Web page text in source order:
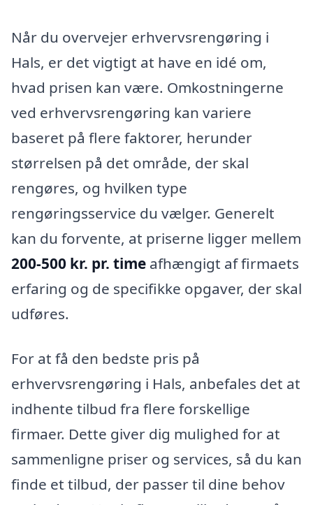
Når du overvejer erhvervsrengøring i
Hals, er det vigtigt at have en idé om,
hvad prisen kan være. Omkostningerne
ved erhvervsrengøring kan variere
baseret på flere faktorer, herunder
størrelsen på det område, der skal
rengøres, og hvilken type
rengøringsservice du vælger. Generelt
kan du forvente, at priserne ligger mellem
200-500 kr. pr. time afhængigt af firmaets
erfaring og de specifikke opgaver, der skal
udføres.
For at få den bedste pris på
erhvervsrengøring i Hals, anbefales det at
indhente tilbud fra flere forskellige
firmaer. Dette giver dig mulighed for at
sammenligne priser og services, så du kan
finde et tilbud, der passer til dine behov